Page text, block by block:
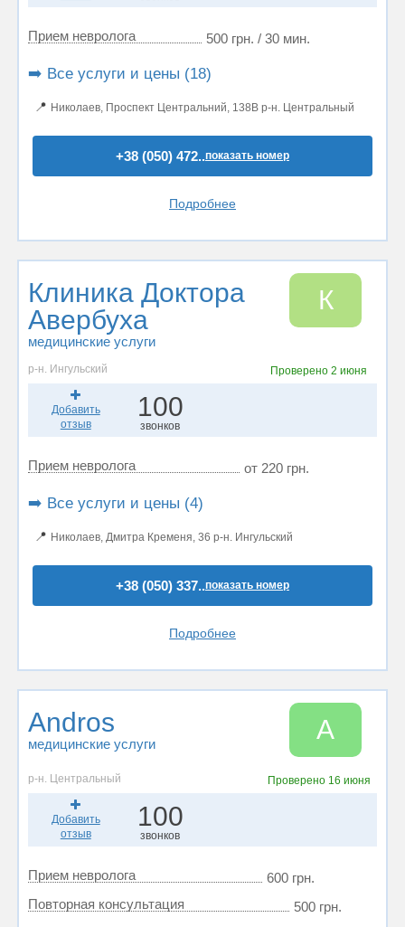
Прием невролога 500 грн. / 30 мин.
➡️ Все услуги и цены (18)
📍 Николаев, Проспект Центральний, 138В р-н. Центральный
+38 (050) 472..показать номер
Подробнее
Клиника Доктора
Авербуха
медицинские услуги
К
р-н. Ингульский Проверено2 июня
Добавить
отзыв
100
звонков
Прием невролога от 220 грн.
➡️ Все услуги и цены (4)
📍 Николаев, Дмитра Кременя, 36 р-н. Ингульский
+38 (050) 337..показать номер
Подробнее
Andros
медицинские услуги A
р-н. Центральный Проверено 16 июня
Добавить
отзыв
100
звонков
Прием невролога
600 грн.
Повторная консультация
500 грн.